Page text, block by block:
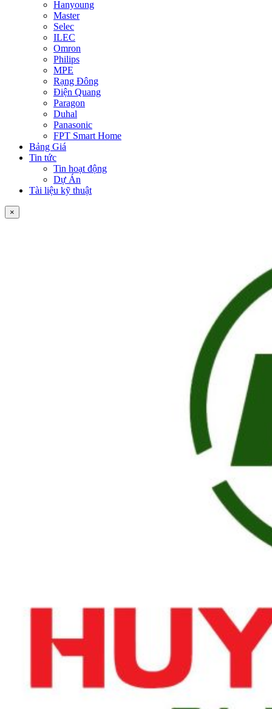
Hanyoung
Master
Selec
ILEC
Omron
Philips
MPE
Rạng Đông
Điện Quang
Paragon
Duhal
Panasonic
FPT Smart Home
Bảng Giá
Tin tức
Tin hoạt động
Dự Án
Tài liệu kỹ thuật
×